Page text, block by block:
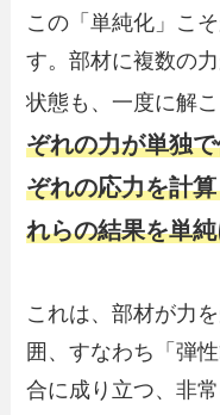
この「単純化」こ
す。部材に複数の
状態も、一度に解
ぞれの力が単独
ぞれの応力を計
れらの結果を単
これは、部材が力
囲、すなわち「弾
合に成り立つ、非